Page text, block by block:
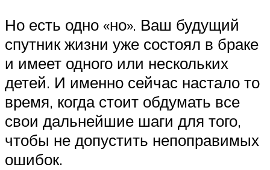
Но есть одно «но». Ваш будущий
спутник жизни уже состоял в браке
и имеет одного или нескольких
детей. И именно сейчас настало то
время, когда стоит обдумать все
свои дальнейшие шаги для того,
чтобы не допустить непоправимых
ошибок.